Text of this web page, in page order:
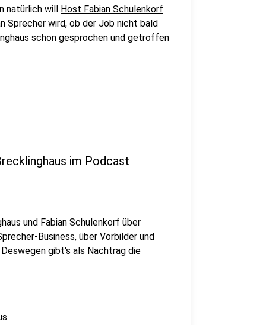
natürlich will Host Fabian Schulenkorf
Sprecher wird, ob der Job nicht bald
schon gesprochen und getroffen
im Podcast
und Fabian Schulenkorf über
Business, über Vorbilder und
gibt's als Nachtrag die